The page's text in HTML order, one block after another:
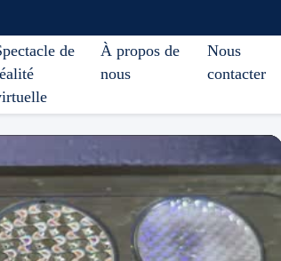
de
À propos de
nous
Nous
contacter